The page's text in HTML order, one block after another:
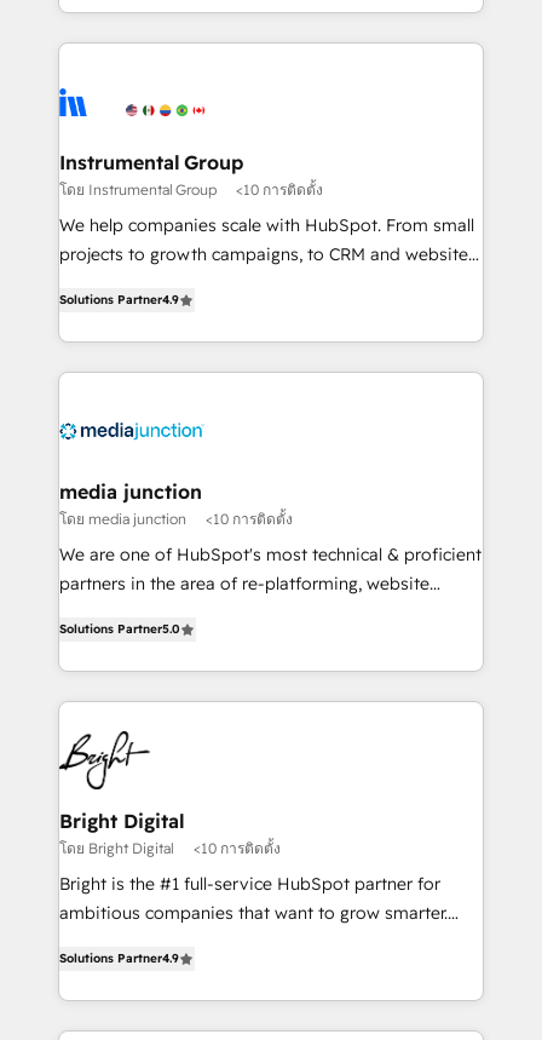
hands you the blend of HubSpot expertise &
eminent solutions & integrations. Trust us to
Elite Partners with 10+ years of HubSpot experience
Premier Partner 2023 🌟5 HubSpot Accreditations 🌟
Won HubSpot Theme Challenge 2021 🌟INBOUND’19
HubSpot Rising Star Why us? Harnessing the full
potential of the powerful HubSpot CRM. ✔️A team of
HubSpot experience ✔️Flexible pricing models —
Hourly-fee (assigned one Dedicated HubSpot
requirement). ✔️Helped over 25,000+ customers so
Instrumental Group
โดย Instrumental Group <10 การติดตั้ง
We help companies scale with HubSpot. From small
projects to growth campaigns, to CRM and websites.
HubSpot and willing to work hand-in-hand with your
team to simplify the complex and build a better
experience for your team and customers.
Solutions Partner4.9
media junction
โดย media junction <10 การติดตั้ง
We are one of HubSpot's most technical & proficient
partners in the area of re-platforming, website
implementations for mid-market & enterprise
companies. We are woman-owned, powered by
coffee, and we ❤️ dogs. We produce award-winning
work for our clients. 🏆2023 Technical Expertise
Impact Award 🏆2022 Technical Expertise Impact
Award 🏆2022 Platform Migration Excellence Impact
Award 🏆2020 Elite Solutions Partner 🏆2019
Integrations HubSpot Impact Award 🏆2019
Marketing Enablement HubSpot Impact Award 🏆
2018 Website Design HubSpot Impact Award 🏆2017
Growth-Driven Design Agency of the Year 🏆2016
Sales Enablement HubSpot Impact Award 🏆2015
Solutions Partner5.0
Bright Digital
โดย Bright Digital <10 การติดตั้ง
Bright is the #1 full-service HubSpot partner for
ambitious companies that want to grow smarter.
developing a new website to lead generation and
digital marketing; we do it all (and with great
results)! In short, our services include: - HubSpot
Solutions Partner4.9